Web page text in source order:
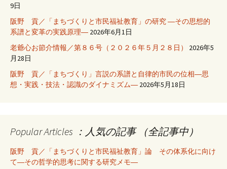
9日
阪野 貢／「まちづくりと市民福祉教育」の研究 ―その思想的
系譜と変革の実践原理― 2026年6月1日
老爺心お節介情報／第８６号（２０２６年５月２８日）
2026年5
月28日
阪野 貢／「まちづくり」言説の系譜と自律的市民の位相―思
想・実践・技法・認識のダイナミズム― 2026年5月18日
Popular Articles ：人気の記事 （全記事中）
阪野 貢／「まちづくりと市民福祉教育」論 その体系化に向け
て―その哲学的思考に関する研究メモ―